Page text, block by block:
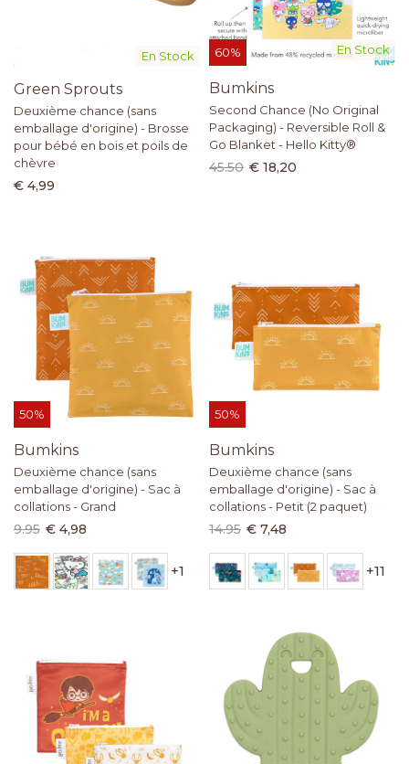
En Stock
Green Sprouts
Deuxième chance (sans
emballage d'origine) - Brosse
pour bébé en bois et poils de
chèvre
€ 4,99
En Stock
60%
Bumkins
Second Chance (No Original
Packaging) - Reversible Roll &
Go Blanket - Hello Kitty®
45.50 € 18,20
50%
Bumkins
Deuxième chance (sans
emballage d'origine) - Sac à
collations - Grand
9.95 € 4,98
+1
50%
Bumkins
Deuxième chance (sans
emballage d'origine) - Sac à
collations - Petit (2 paquet)
14.95 € 7,48
+11